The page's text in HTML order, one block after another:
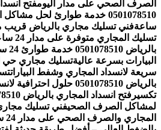
الصرف الصحي على مدار اليومفتح
ساعة
تسليك المجاري متوفرة على مدار 24 ساعة
البيارات بسرعة عاليةتسليك مجاري حي
سريعة لانسداد المجاري وشفط البيارات
بالرياض 0501078510 حلول
تكسير
لمشاكل الصرف الصحيفني تسليك
المجاري والصرف الصحي على مدار 24 ساعة